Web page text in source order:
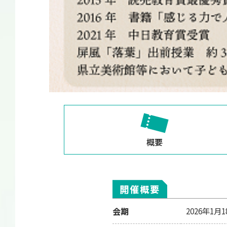
概要
開催概要
会期 2026年1月